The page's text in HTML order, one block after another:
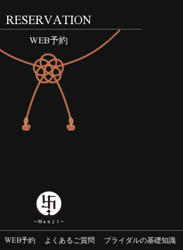
RESERVATION
WEB予約
WEB予約 よくあるご質問
ブライダルの基礎知識